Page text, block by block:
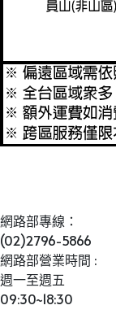
網路部專線：
(02)2796-5866
網路部營業時間 :
週一至週五
09:30~18:30